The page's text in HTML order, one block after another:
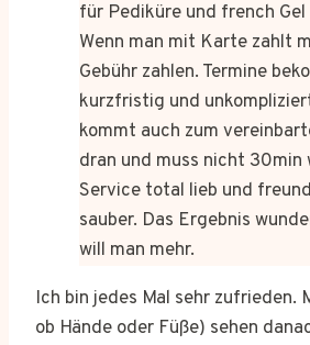
für Pediküre und french
Wenn man mit Karte zahlt
Gebühr zahlen. Termine
kurzfristig und
kommt auch zum
dran und muss nicht 30min
Service total lieb und
sauber. Das Ergebnis
will man mehr.
Ich bin jedes Mal sehr zufrieden.
ob Hände oder Füße) sehen